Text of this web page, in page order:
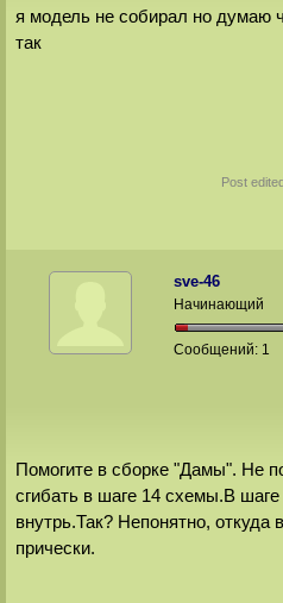
я модель не собирал но думаю
так
Post
sve-46
Начинающий
Сообщений: 1
Помогите в сборке "Дамы". Не
сгибать в шаге 14 схемы.В
внутрь.Так? Непонятно, откуда
прически.